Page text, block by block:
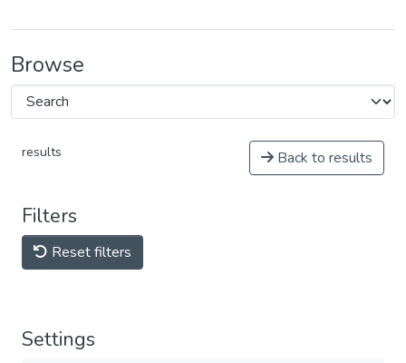
Browse
results Back to results
Filters
Reset filters
Settings